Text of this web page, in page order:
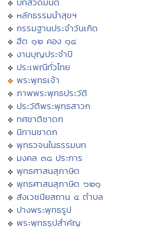
หลักธรรมนำสุขฯ
กรรมฐานประจำวันเกิด
ฮีต ๑๒ คอง ๑๔
งานบุญประจำปี
ประเพณีทั่วไทย
พระพุทธเจ้า
ภาพพระพุทธประวัติ
ประวัติพระพุทธสาวก
ทศชาติชาดก
นิทานชาดก
พุทธวจนในธรรมบท
มงคล ๓๘ ประการ
พุทธศาสนสุภาษิต
พุทธศาสนสุภาษิต ๖๒๑
สังเวชนียสถาน ๔ ตำบล
ปางพระพุทธรูป
พระพุทธรูปสำคัญ